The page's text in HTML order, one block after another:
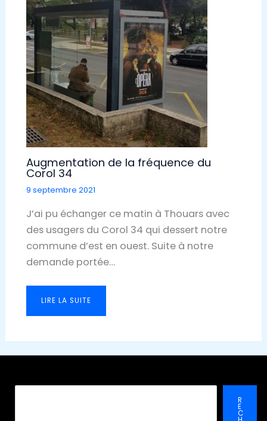
Augmentation de la fréquence du
Corol 34
9 septembre 2021
J’ai pu échanger ce matin à Thouars avec
des usagers du Corol 34 qui dessert notre
commune d’est en ouest. Suite à notre
demande portée…
LIRE LA SUITE
R
E
C